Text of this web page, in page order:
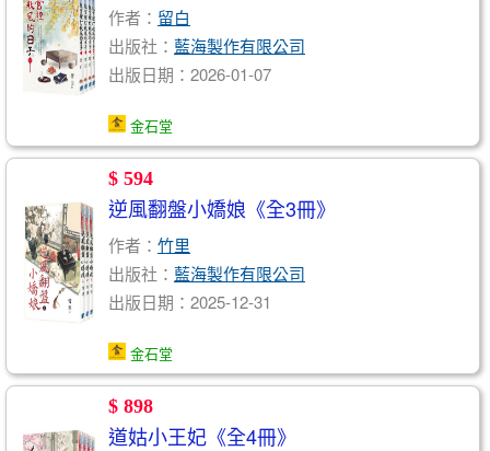
作者： 留白
出版社： 藍海製作有限公司
出版日期：2026-01-07
金石堂
$ 594
逆風翻盤小嬌娘《全3冊》
作者： 竹里
出版社： 藍海製作有限公司
出版日期：2025-12-31
金石堂
$ 898
道姑小王妃《全4冊》